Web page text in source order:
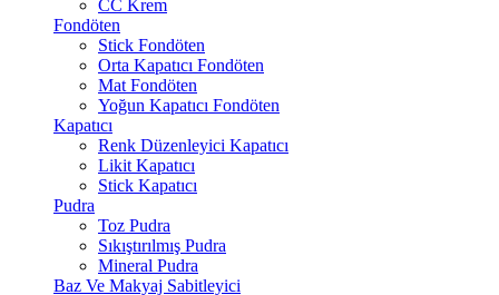
CC Krem
Fondöten
Stick Fondöten
Orta Kapatıcı Fondöten
Mat Fondöten
Yoğun Kapatıcı Fondöten
Kapatıcı
Renk Düzenleyici Kapatıcı
Likit Kapatıcı
Stick Kapatıcı
Pudra
Toz Pudra
Sıkıştırılmış Pudra
Mineral Pudra
Baz Ve Makyaj Sabitleyici